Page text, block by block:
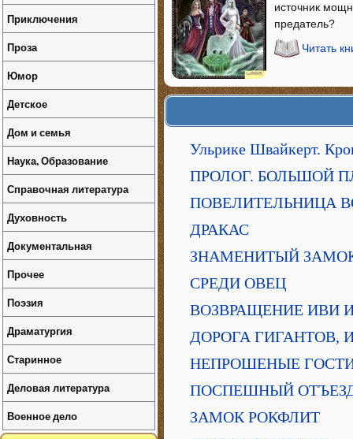
источник
предатель?
Читать
Ульрике Швайкерт.
ПРОЛОГ. БОЛЬШОЙ
ПОВЕЛИТЕЛЬНИЦА
ДРАКАС
ЗНАМЕНИТЫЙ
СРЕДИ ОВЕЦ
ВОЗВРАЩЕНИЕ ИВИ
ДОРОГА ГИГАНТОВ,
НЕПРОШЕНЫЕ
ПОСПЕШНЫЙ
ЗАМОК РОКФЛИТ
Приключения
Проза
Юмор
Детское
Дом и семья
Наука, Образование
Справочная литература
Духовность
Документальная
Прочее
Поэзия
Драматургия
Старинное
Деловая литература
Военное дело